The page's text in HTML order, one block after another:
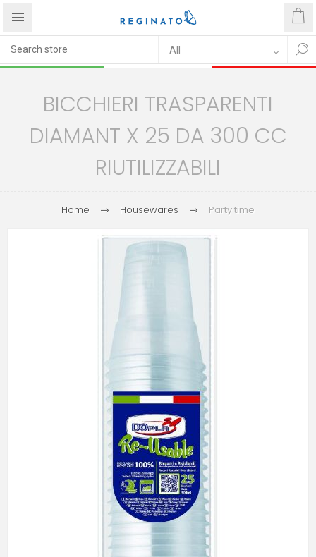
BICCHIERI TRASPARENTI
DIAMANT X 25 DA 300 CC
RIUTILIZZABILI
Home Housewares Party time